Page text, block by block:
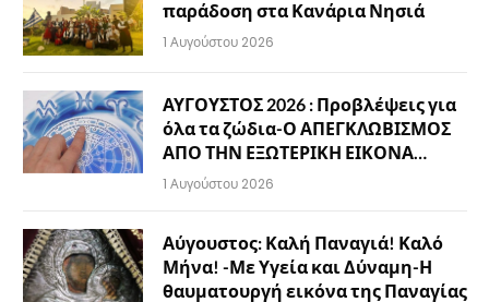
παράδοση στα Κανάρια Νησιά
1 Αυγούστου 2026
ΑΥΓΟΥΣΤΟΣ 2026 : Προβλέψεις για
όλα τα ζώδια-Ο ΑΠΕΓΚΛΩΒΙΣΜΟΣ
ΑΠΟ ΤΗΝ ΕΞΩΤΕΡΙΚΗ ΕΙΚΟΝΑ…
1 Αυγούστου 2026
Αύγουστος: Καλή Παναγιά! Καλό
Μήνα! -Με Υγεία και Δύναμη-Η
θαυματουργή εικόνα της Παναγίας